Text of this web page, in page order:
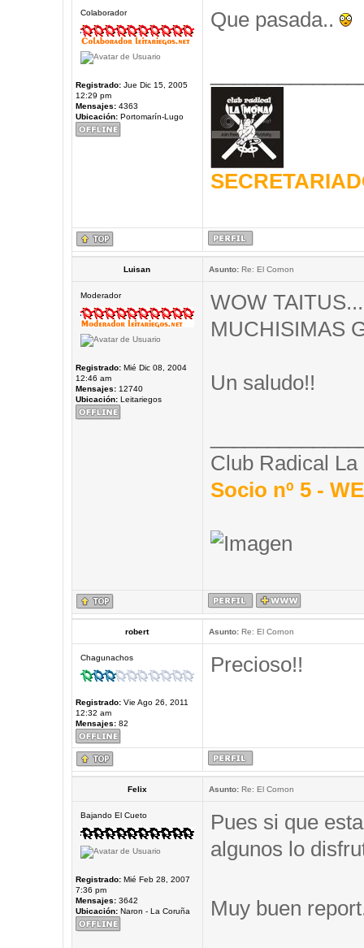
Colaborador
Registrado:Jue Dic 15, 2005
12:29 pm
Mensajes:4363
Ubicación:Portomarín-Lugo
Que pasada..
Luisan Asunto:Re: El Cornon
Moderador
Registrado:Mié Dic 08, 2004
12:46 am
Mensajes:12740
Ubicación:Leitariegos
WOW
MUCHISIMAS
Un saludo!!
Club Radical La
Socio nº 5 -
robert Asunto:Re: El Cornon
Chagunachos
Registrado:Vie Ago 26, 2011
12:32 am
Mensajes:82
Precioso!!
Felix Asunto:Re: El Cornon
Bajando El Cueto
Registrado:Mié Feb 28, 2007
7:36 pm
Mensajes:3642
Ubicación:Naron - La Coruña
Pues si que
algunos lo
Muy buen